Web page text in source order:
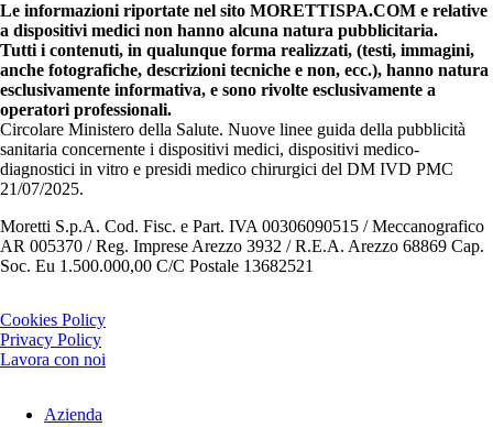
Le informazioni riportate nel sito MORETTISPA.COM e relative
a dispositivi medici non hanno alcuna natura pubblicitaria.
Tutti i contenuti, in qualunque forma realizzati, (testi, immagini,
anche fotografiche, descrizioni tecniche e non, ecc.), hanno natura
esclusivamente informativa, e sono rivolte esclusivamente a
operatori professionali.
Circolare Ministero della Salute. Nuove linee guida della pubblicità
sanitaria concernente i dispositivi medici, dispositivi medico-
diagnostici in vitro e presidi medico chirurgici del DM IVD PMC
21/07/2025.
Moretti S.p.A. Cod. Fisc. e Part. IVA 00306090515 / Meccanografico
AR 005370 / Reg. Imprese Arezzo 3932 / R.E.A. Arezzo 68869 Cap.
Soc. Eu 1.500.000,00 C/C Postale 13682521
Cookies Policy
Privacy Policy
Lavora con noi
Azienda